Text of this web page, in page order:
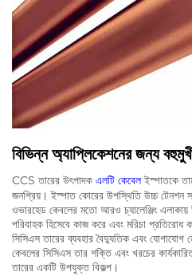
বিভিন্ন অ্যাপ্লিকেশনের জন্য
CCS তারের উৎপাদক এলটি কেবেল ইস্পাতকে
জনপ্রিয়। ইস্পাত কোরের উপস্থিতি উচ্চ টেনশন
ওভারহেড কেবলের মতো আরও চ্যালেঞ্জিং
পরিবাহক হিসেবে কাজ করে এবং মরিচা প্রতিরোধ
সিসিএস তারের ব্যবহার বৈদ্যুতিক এবং
কেবলের সিসিএস তার শক্তি এবং খরচের
তারের একটি উপযুক্ত বিকল্প।